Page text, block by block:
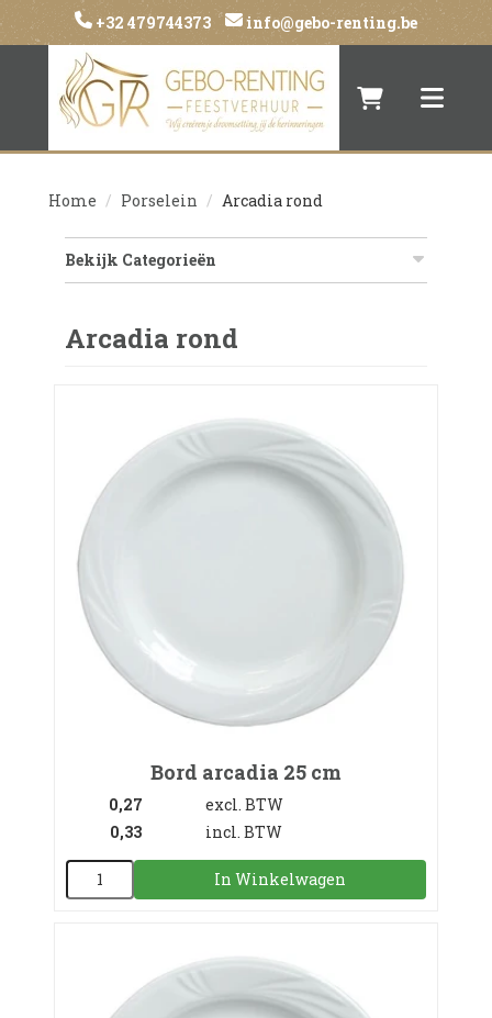
+32 479744373 info@gebo-renting.be
Naar Toggle
Home Porselein Arcadia rond
Bekijk Categorieën
Arcadia rond
Bord arcadia 25 cm
0,27
excl. BTW
0,33
incl. BTW
In Winkelwagen